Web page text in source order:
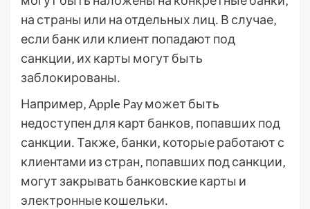
на страны или на отдельных лиц․ В случае‚
если банк или клиент попадают под
санкции‚ их карты могут быть
заблокированы․
Например‚ Apple Pay может быть
недоступен для карт банков‚ попавших под
санкции․ Также‚ банки‚ которые работают с
клиентами из стран‚ попавших под санкции‚
могут закрывать банковские карты и
электронные кошельки․